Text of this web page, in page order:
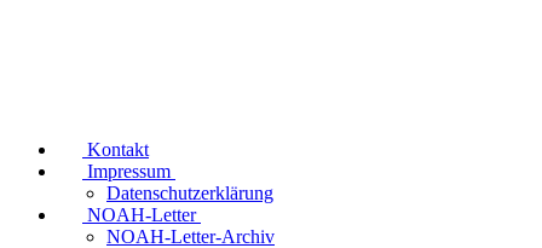
Kontakt
Impressum
Datenschutzerklärung
NOAH-Letter
NOAH-Letter-Archiv